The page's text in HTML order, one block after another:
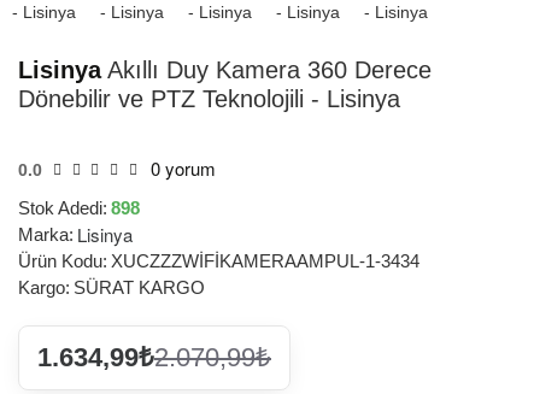
LisinyaAkıllı Duy Kamera 360 Derece
Dönebilir ve PTZ Teknolojili - Lisinya
0.0 0 yorum
Stok Adedi: 898
Marka: Lisinya
Ürün Kodu: XUCZZZWİFİKAMERAAMPUL-1-3434
Kargo: SÜRAT KARGO
1.634,99₺2.070,99₺